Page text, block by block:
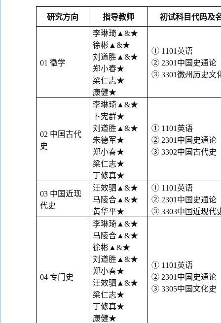
研究方向 指导教师 初试科目代码及
01 徽学
李琳琦 ▲&★
徐彬 ▲&★
刘道胜 ▲&★
郑小春★
梁仁志★
康健★
① 1101 英语
② 2301 中国史通论
③ 3301徽州历史文
02 中国古代
史
李琳琦 ▲&★
卜宪群★
刘道胜 ▲&★
朱德军★
郑小春★
梁仁志★
丁修真★
① 1101 英语
② 2301 中国史通论
③ 3302中国古代史
03 中国近现
代史
汪效驷 ▲&★
马陵合 ▲&★
黄华平★
① 1101 英语
② 2301 中国史通论
③ 3303中国近现代
04 专门史
李琳琦 ▲&★
马陵合 ▲&★
徐彬 ▲&★
刘道胜 ▲&★
郑小春★
汪效驷 ▲&★
梁仁志★
丁修真★
康健★
① 1101 英语
② 2301 中国史通论
③ 3305中国文化史